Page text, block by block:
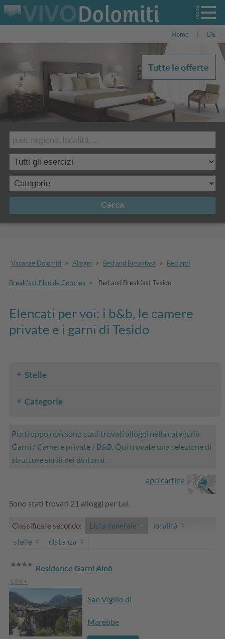
Home DE
Cerca
Tutte le offerte
Vacanze Dolomiti > Alloggi > Bed and Breakfast > Bed and
Breakfast Plan de Corones > Bed and Breakfast Tesido
Elencati per voi: i b&b, le camere
private e i garni di Tesido
Stelle
Categorie
Purtroppo non sono stati trovati alloggi nella categoria
Garni / Camere private / B&B. Qui trovate una selezione di
strutture simili nei dintorni.
apri cartina
Sono stati trovati 21 alloggi per Lei.
Classificare secondo: Lista generale
località
stelle
distanza
Residence Garni Alnö
CIN +
San Vigilio di
Marebbe